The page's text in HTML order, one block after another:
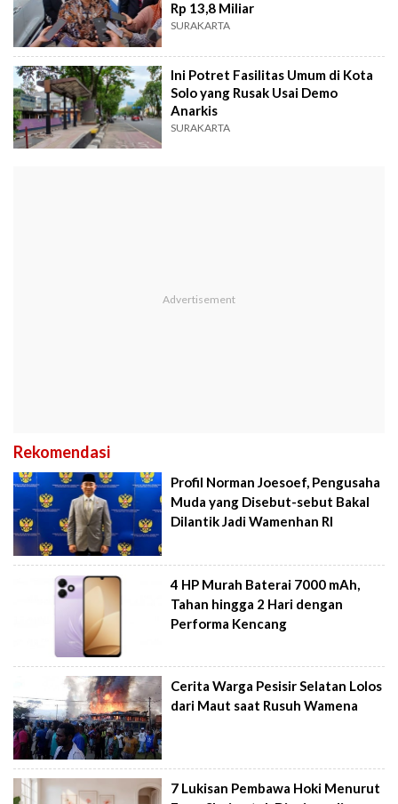
Rp 13,8 Miliar
SURAKARTA
Ini Potret Fasilitas Umum di Kota
Solo yang Rusak Usai Demo
Anarkis
SURAKARTA
Rekomendasi
Profil Norman Joesoef, Pengusaha
Muda yang Disebut-sebut Bakal
Dilantik Jadi Wamenhan RI
4 HP Murah Baterai 7000 mAh,
Tahan hingga 2 Hari dengan
Performa Kencang
Cerita Warga Pesisir Selatan Lolos
dari Maut saat Rusuh Wamena
7 Lukisan Pembawa Hoki Menurut